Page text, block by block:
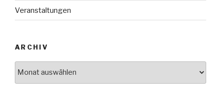
Veranstaltungen
ARCHIV